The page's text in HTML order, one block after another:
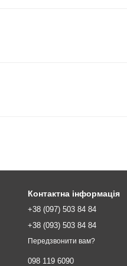
Контактна інформація
+38 (097) 503 84 84
+38 (093) 503 84 84
Передзвонити вам?
098 119 6090